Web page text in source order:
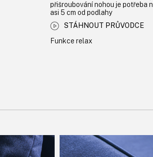
přišroubování nohou je potřeba
asi 5 cm od podlahy
STÁHNOUT PRŮVODCE
Funkce relax